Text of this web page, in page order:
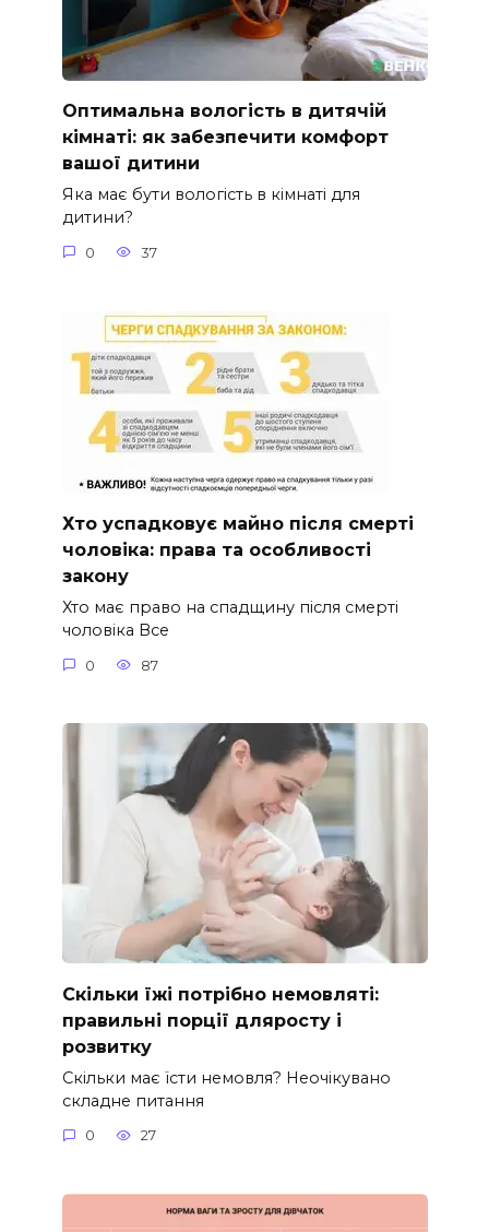
Оптимальна вологість в дитячій
кімнаті: як забезпечити комфорт
вашої дитини
Яка має бути вологість в кімнаті для
дитини?
0 37
Хто успадковує майно після смерті
чоловіка: права та особливості
закону
Хто має право на спадщину після смерті
чоловіка Все
0 87
Скільки їжі потрібно немовляті:
правильні порції дляросту і
розвитку
Скільки має їсти немовля? Неочікувано
складне питання
0 27